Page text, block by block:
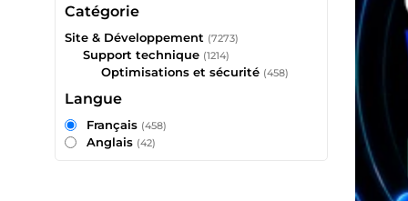
Catégorie
Site & Développement (7273)
Support technique (1214)
Optimisations et sécurité (458)
Langue
Français (458)
Anglais (42)